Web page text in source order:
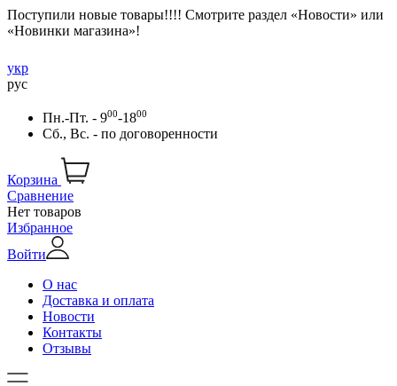
Поступили новые товары!!!! Смотрите раздел «Новости» или
«Новинки магазина»!
укр
рус
Пн.-Пт. - 900-1800
Сб., Вс. - по договоренности
Корзина
Сравнение
Нет товаров
Избранное
Войти
О нас
Доставка и оплата
Новости
Контакты
Отзывы